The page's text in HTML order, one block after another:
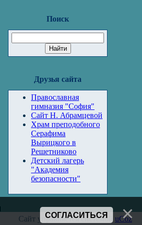
Поиск
Друзья сайта
Православная
гимназия "София"
Сайт Н. Абрамцевой
Храм преподобного
Серафима
Вырицкого в
Решетниково
Детский лагерь
"Академия
безопасности"
Сайт управляется системой uCoz
СОГЛАСИТЬСЯ